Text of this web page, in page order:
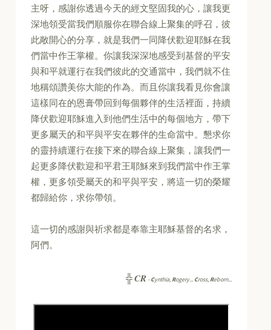
主呀，感謝你透過今天的經文堅固我的心，讓我更
深地領受當我們順服你在聯合線上聚集的呼召，彼
此敞開心的分享，就是我們一同降伏歡迎耶穌在我
們當中作王掌權。你讓我深深地感受到基督的平安
與和平就運行在我們彼此的交通當中，我們就不住
地稱頌讚美你大能的作為。而且你讓我看見你會讓
這樣同在的恩膏帶回到每個夥伴的生活裡面，持續
降伏歡迎耶穌進入到他們生活中的每個地方，帶下
更多屬天的和平與平安在夥伴的生命當中。懇求你
的靈持續運行在接下來的聯合線上聚集，讓我們一
起更多降伏歡迎和平君王耶穌來到我們當中作王掌
權，更多領受屬天的和平與平安，將這一切的榮耀
都歸給你，求你帶領。
這一切的感謝與祈求都是奉靠主耶穌基督的名求，
阿們。
╬CR -Cynthia, Rogery... Cross, Reborn...